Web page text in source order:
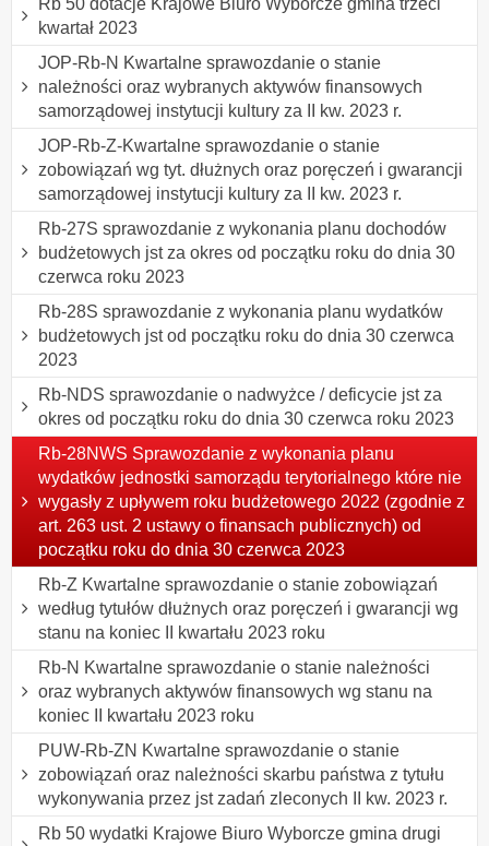
kwartał 2023
JOP-Rb-N Kwartalne sprawozdanie o stanie
należności oraz wybranych aktywów finansowych
samorządowej instytucji kultury za II kw. 2023 r.
JOP-Rb-Z-Kwartalne sprawozdanie o stanie
zobowiązań wg tyt. dłużnych oraz poręczeń i gwarancji
samorządowej instytucji kultury za II kw. 2023 r.
Rb-27S sprawozdanie z wykonania planu dochodów
budżetowych jst za okres od początku roku do dnia 30
czerwca roku 2023
Rb-28S sprawozdanie z wykonania planu wydatków
budżetowych jst od początku roku do dnia 30 czerwca
2023
Rb-NDS sprawozdanie o nadwyżce / deficycie jst za
okres od początku roku do dnia 30 czerwca roku 2023
Rb-28NWS Sprawozdanie z wykonania planu
wydatków jednostki samorządu terytorialnego które nie
wygasły z upływem roku budżetowego 2022 (zgodnie z
art. 263 ust. 2 ustawy o finansach publicznych) od
początku roku do dnia 30 czerwca 2023
Rb-Z Kwartalne sprawozdanie o stanie zobowiązań
według tytułów dłużnych oraz poręczeń i gwarancji wg
stanu na koniec II kwartału 2023 roku
Rb-N Kwartalne sprawozdanie o stanie należności
oraz wybranych aktywów finansowych wg stanu na
koniec II kwartału 2023 roku
PUW-Rb-ZN Kwartalne sprawozdanie o stanie
zobowiązań oraz należności skarbu państwa z tytułu
wykonywania przez jst zadań zleconych II kw. 2023 r.
Rb 50 wydatki Krajowe Biuro Wyborcze gmina drugi